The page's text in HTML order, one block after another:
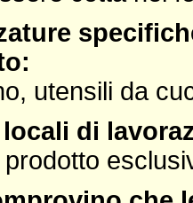
utensili da
di